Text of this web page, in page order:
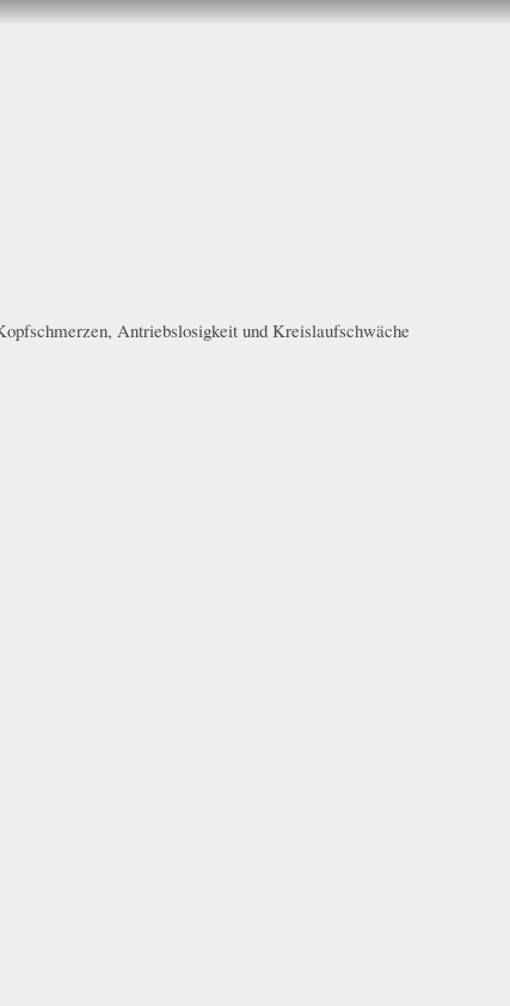
Antriebslosigkeit und Kreislaufschwäche